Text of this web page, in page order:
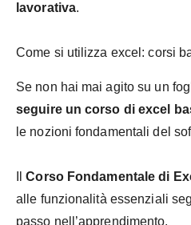
lavorativa.
Come si utilizza excel: corsi
Se non hai mai agito su un
seguire un corso di excel
le nozioni fondamentali del
IlCorso Fondamentale di
alle funzionalità essenziali
passo nell’apprendimento.